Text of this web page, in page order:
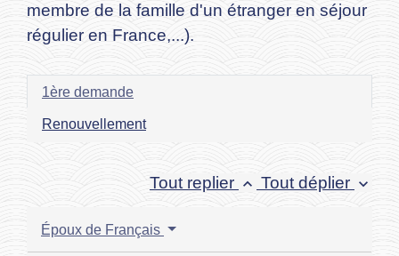
membre de la famille d'un étranger en séjour
régulier en France,...).
1ère demande
Renouvellement
Tout replier keyboard_arrow_up Tout déplier keyboard_arrow_down
Époux de Français